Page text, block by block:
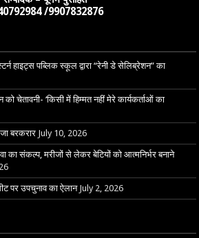
/9907832876
हाइट्स पब्लिक स्कूल द्वारा “रेनी डे सेलिब्रेशन” का
को चेतावनी- ‘किसी में हिम्मत नहीं मेरे कार्यकर्ताओं का
बरकरार July 10, 2026
का संकल्प, मरीजों से लेकर बेटियों को आत्मनिर्भर बनाने
पर उपचुनाव का ऐलान July 2, 2026